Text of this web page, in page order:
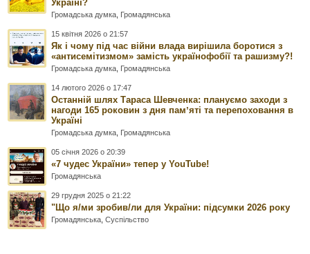
Україні?
Громадська думка Громадянська
15 квітня 2026 о 21:57
Як і чому під час війни влада вирішила боротися з
«антисемітизмом» замість українофобії та рашизму?!
Громадська думка Громадянська
14 лютого 2026 о 17:47
Останній шлях Тараса Шевченка: плануємо заходи з
нагоди 165 роковин з дня памʼяті та перепоховання в
Україні
Громадська думка Громадянська
05 січня 2026 о 20:39
«7 чудес України» тепер у YouTube!
Громадянська
29 грудня 2025 о 21:22
"Що я/ми зробив/ли для України: підсумки 2026 року
Громадянська ,Суспільство